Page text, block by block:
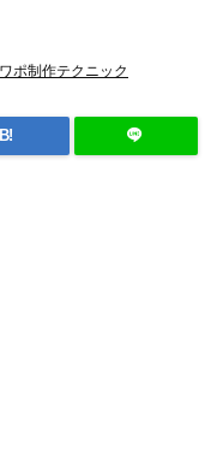
ポ制作テクニック
B!